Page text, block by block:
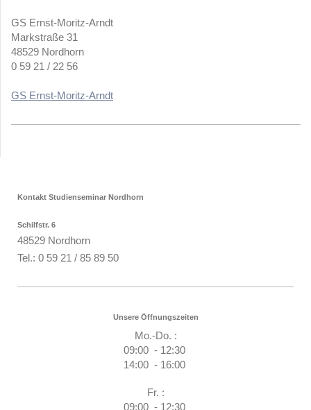
GS Ernst-Moritz-Arndt
Markstraße 31
48529 Nordhorn
0 59 21 / 22 56
GS Ernst-Moritz-Arndt
Kontakt Studienseminar Nordhorn
Schilfstr. 6
48529 Nordhorn
Tel.: 0 59 21 / 85 89 50
Unsere Öffnungszeiten
Mo.-Do. :
09:00 - 12:30
14:00 - 16:00
Fr. :
09:00 - 12:30